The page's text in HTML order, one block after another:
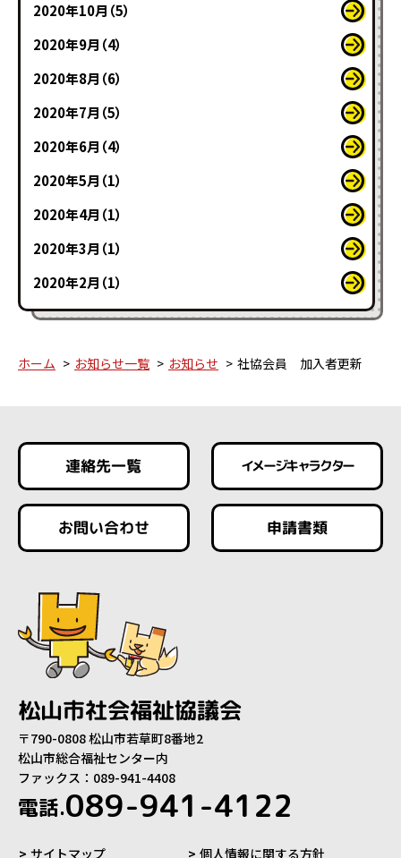
2020年10月（5）
2020年9月（4）
2020年8月（6）
2020年7月（5）
2020年6月（4）
2020年5月（1）
2020年4月（1）
2020年3月（1）
2020年2月（1）
ホーム お知らせ一覧 お知らせ 社協会員 加入者更新
連絡先一覧 イメージキャラクター
お問い合わせ 申請書類
松山市社会福祉協議会
〒790-0808 松山市若草町8番地2
松山市総合福祉センター内
ファックス：089-941-4408
電話.089-941-4122
サイトマップ 個人情報に関する方針